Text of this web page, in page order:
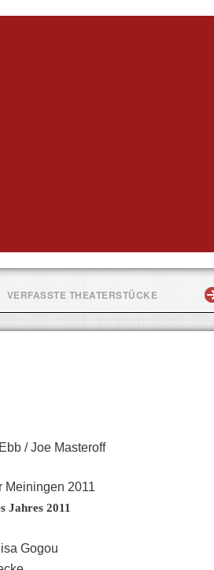
VERFASSTE THEATERSTÜCKE
/ Joe Masteroff
Meiningen 2011
Jahres 2011
Gogou